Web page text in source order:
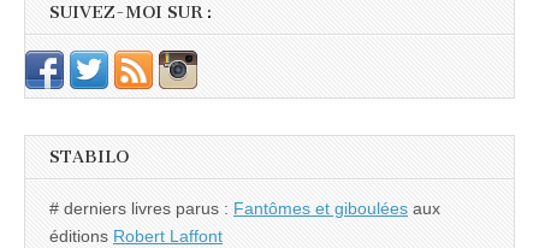
SUIVEZ-MOI SUR :
STABILO
# derniers livres parus : Fantômes et giboulées aux
éditions Robert Laffont